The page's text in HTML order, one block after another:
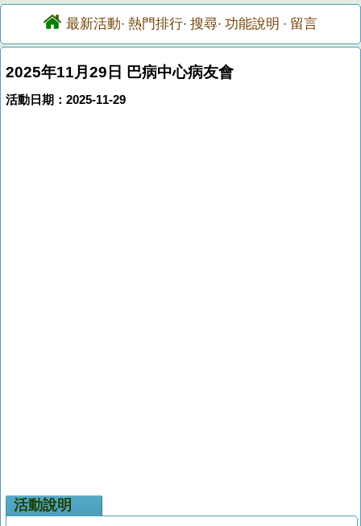
最新活動· 熱門排行· 搜尋· 功能說明 · 留言
2025年11月29日 巴病中心病友會
活動日期：2025-11-29
活動說明